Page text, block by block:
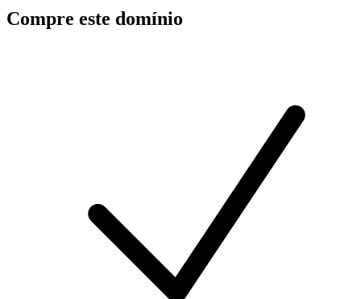
Compre este domínio